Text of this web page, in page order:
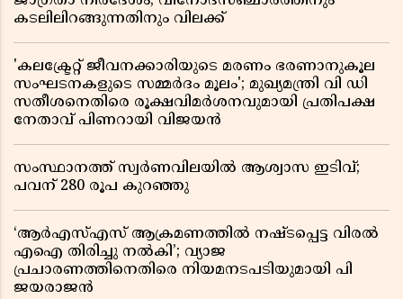
കടലിലിറങ്ങുന്നതിനും വിലക്ക്
'കലക്ട്രേറ്റ് ജീവനക്കാരിയുടെ മരണം ഭരണാനുകൂല
സംഘടനകളുടെ സമ്മർദം മൂലം'; മുഖ്യമന്ത്രി വി ഡി
സതീശനെതിരെ രൂക്ഷവിമർശനവുമായി പ്രതിപക്ഷ
നേതാവ് പിണറായി വിജയൻ
സംസ്ഥാനത്ത് സ്വര്‍ണവിലയില്‍ ആശ്വാസ ഇടിവ്;
പവന് 280 രൂപ കുറഞ്ഞു
‘ആർഎസ്എസ് ആക്രമണത്തിൽ നഷ്ടപ്പെട്ട വിരൽ
എഐ തിരിച്ചു നൽകി’; വ്യാജ
പ്രചാരണത്തിനെതിരെ നിയമനടപടിയുമായി പി
ജയരാജൻ